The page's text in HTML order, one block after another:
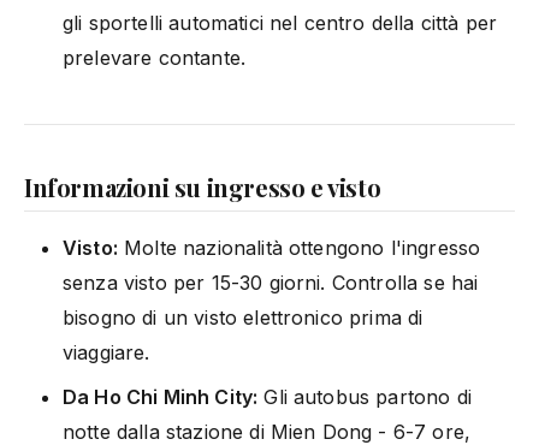
gli sportelli automatici nel centro della città per
prelevare contante.
Informazioni su ingresso e visto
Visto: Molte nazionalità ottengono l'ingresso
senza visto per 15-30 giorni. Controlla se hai
bisogno di un visto elettronico prima di
viaggiare.
Da Ho Chi Minh City: Gli autobus partono di
notte dalla stazione di Mien Dong - 6-7 ore,